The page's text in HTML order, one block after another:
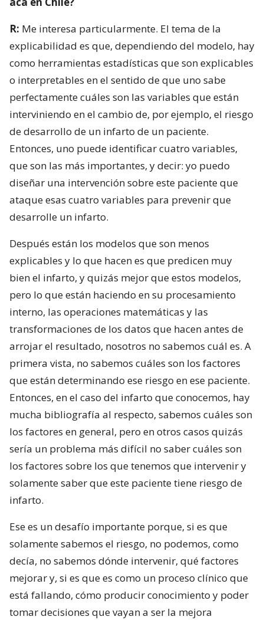
R: Me interesa particularmente. El tema de la
explicabilidad es que, dependiendo del modelo, hay
como herramientas estadísticas que son explicables
o interpretables en el sentido de que uno sabe
perfectamente cuáles son las variables que están
interviniendo en el cambio de, por ejemplo, el riesgo
de desarrollo de un infarto de un paciente.
Entonces, uno puede identificar cuatro variables,
que son las más importantes, y decir: yo puedo
diseñar una intervención sobre este paciente que
ataque esas cuatro variables para prevenir que
desarrolle un infarto.
Después están los modelos que son menos
explicables y lo que hacen es que predicen muy
bien el infarto, y quizás mejor que estos modelos,
pero lo que están haciendo en su procesamiento
interno, las operaciones matemáticas y las
transformaciones de los datos que hacen antes de
arrojar el resultado, nosotros no sabemos cuál es. A
primera vista, no sabemos cuáles son los factores
que están determinando ese riesgo en ese paciente.
Entonces, en el caso del infarto que conocemos, hay
mucha bibliografía al respecto, sabemos cuáles son
los factores en general, pero en otros casos quizás
sería un problema más difícil no saber cuáles son
los factores sobre los que tenemos que intervenir y
solamente saber que este paciente tiene riesgo de
infarto.
Ese es un desafío importante porque, si es que
solamente sabemos el riesgo, no podemos, como
decía, no sabemos dónde intervenir, qué factores
mejorar y, si es que es como un proceso clínico que
está fallando, cómo producir conocimiento y poder
tomar decisiones que vayan a ser la mejora